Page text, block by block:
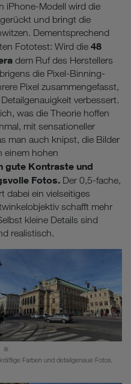
iPhone-Modell wird die
und bringt die
Dementsprechend
Fototest: Wird die 48
dem Ruf des Herstellers
die Pixel-Binning-
Pixel zusammengefasst,
verbessert.
was die Theorie hoffen
mit sensationeller
man auch knipst, die Bilder
einem hohen
gute Kontraste und
Fotos. Der 0,5-fache,
dabei ein vielseitiges
schafft mehr
kleine Details sind
realistisch.
Farben und detailgenaue Fotos.